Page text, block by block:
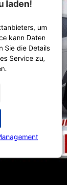
laden!
um
kann Daten
Sie die Details
Service zu,